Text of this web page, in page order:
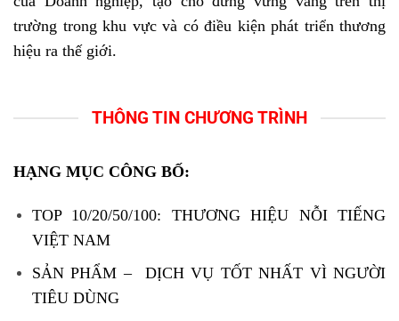
trường trong khu vực và có điều kiện phát triển thương
hiệu ra thế giới.
THÔNG TIN CHƯƠNG TRÌNH
HẠNG MỤC CÔNG BỐ:
TOP 10/20/50/100: THƯƠNG HIỆU NỖI TIẾNG
VIỆT NAM
SẢN PHẨM – DỊCH VỤ TỐT NHẤT VÌ NGƯỜI
TIÊU DÙNG